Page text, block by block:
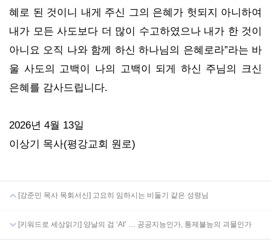
혜로 된 것이니 내게 주신 그의 은혜가 헛되지 아니하여
내가 모든 사도보다 더 많이 수고하였으나 내가 한 것이
아니요 오직 나와 함께 하신 하나님의 은혜로라”라는 바
울 사도의 고백이 나의 고백이 되게 하신 주님의 크신
은혜를 감사드립니다.
2026년 4월 13일
이상기 목사(평강교회 원로)
[강준민 목사 목회서신] 고요히 임하시는 비둘기 같은 성령님
[키워드로 세상읽기] 양날의 검 ‘AI’ … 공공지능인가, 통제불능의 괴물인가